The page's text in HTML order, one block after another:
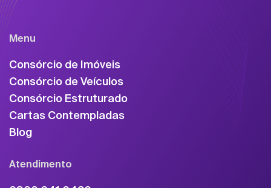
Menu
Consórcio de Imóveis
Consórcio de Veículos
Consórcio Estruturado
Cartas Contempladas
Blog
Atendimento